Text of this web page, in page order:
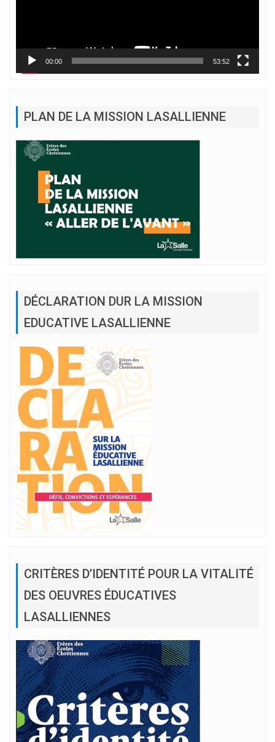
00:00 53:52
PLAN DE LA MISSION LASALLIENNE
DÉCLARATION DUR LA MISSION
EDUCATIVE LASALLIENNE
CRITÈRES D’IDENTITÉ POUR LA VITALITÉ
DES OEUVRES ÉDUCATIVES
LASALLIENNES